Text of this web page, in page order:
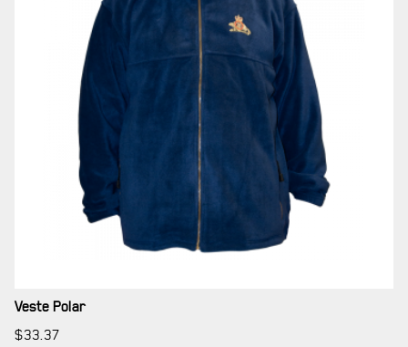
REVUE LA CITADELLE
Veste Polar
$33.37